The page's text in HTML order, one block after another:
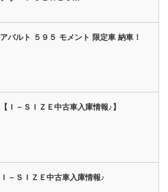
アバルト ５９５ モメント 限定車 納車！
【Ｉ－ＳＩＺＥ中古車入庫情報♪】
Ｉ－ＳＩＺＥ中古車入庫情報♪